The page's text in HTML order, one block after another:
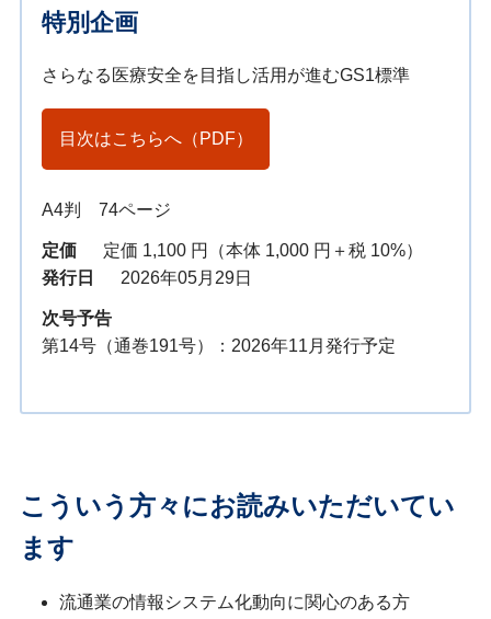
特別企画
さらなる医療安全を目指し活用が進むGS1標準
目次はこちらへ（PDF）
A4判 74ページ
定価
定価 1,100 円（本体 1,000 円＋税 10%）
発行日
2026年05月29日
次号予告
第14号（通巻191号）：2026年11月発行予定
こういう方々にお読みいただいてい
ます
流通業の情報システム化動向に関心のある方